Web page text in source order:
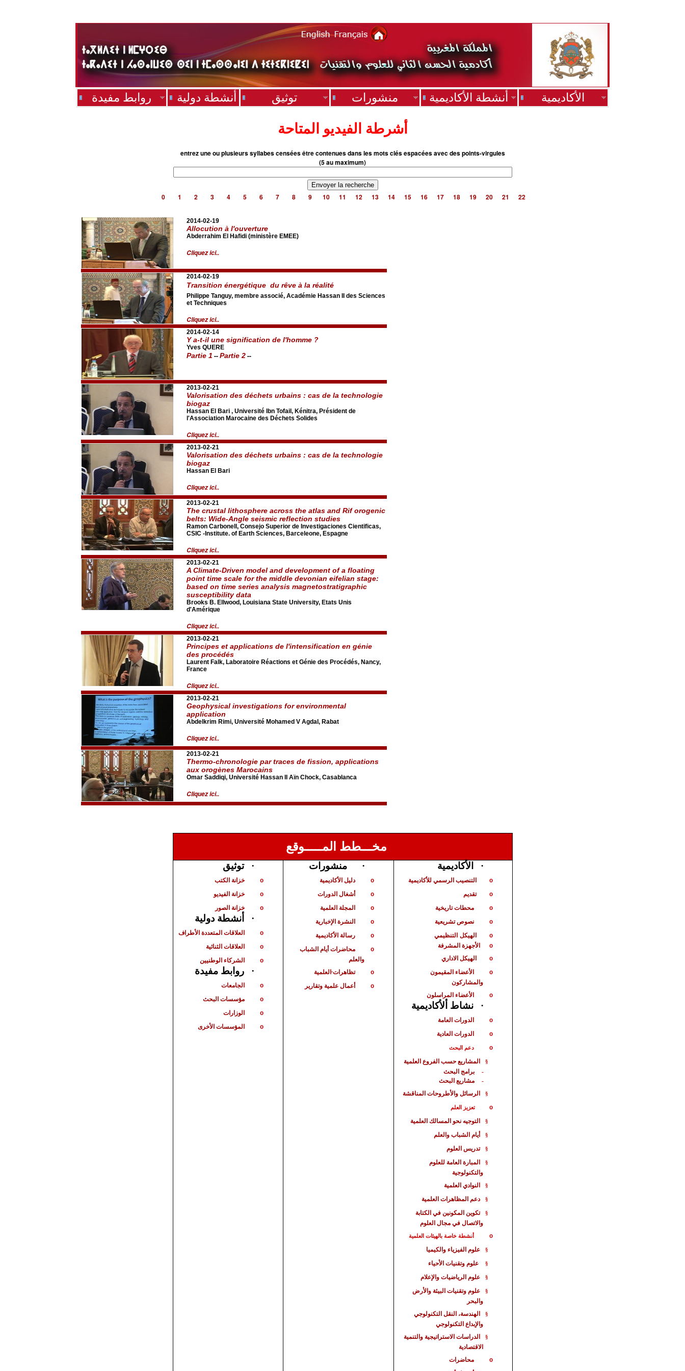
روابط مفيدة أنشطة دولية توثيق منشورات أنشطة الأكاديمية الأكاديمية
أشرطة الفيديو المتاحة
entrez une ou plusieurs syllabes censées être contenues dans les mots clés espacées avec des points-virgules
(5 au maximum)
0 1 2 3 4 5 6 7 8 9 10 11 12 13 14 15 16 17 18 19 20 21 22
2014-02-19
Allocution à l'ouverture
Abderrahim El Hafidi (ministère EMEE)
Cliquez ici..
2014-02-19
Transition énergétique  du rêve à la réalité
Philippe Tanguy, membre associé, Académie Hassan II des Sciences
et Techniques
Cliquez ici..
2014-02-14
Y a-t-il une signification de l'homme ?
Yves QUERE
Partie 1 --Partie 2--
2013-02-21
Valorisation des déchets urbains : cas de la technologie
biogaz
Hassan El Bari , Université Ibn Tofail, Kénitra, Président de
l'Association Marocaine des Déchets Solides
Cliquez ici..
2013-02-21
Valorisation des déchets urbains : cas de la technologie
biogaz
Hassan El Bari
Cliquez ici..
2013-02-21
The crustal lithosphere across the atlas and Rif orogenic
belts: Wide-Angle seismic reflection studies
Ramon Carbonell, Consejo Superior de Investigaciones Cientificas,
CSIC -Institute. of Earth Sciences, Barceleone, Espagne
Cliquez ici..
2013-02-21
A Climate-Driven model and development of a floating
point time scale for the middle devonian eifelian stage:
based on time series analysis magnetostratigraphic
susceptibility data
Brooks B. Ellwood, Louisiana State University, Etats Unis
d'Amérique
Cliquez ici..
2013-02-21
Principes et applications de l'intensification en génie
des procédés
Laurent Falk, Laboratoire Réactions et Génie des Procédés, Nancy,
France
Cliquez ici..
2013-02-21
Geophysical investigations for environmental
application
Abdelkrim Rimi, Université Mohamed V Agdal, Rabat
Cliquez ici..
2013-02-21
Thermo-chronologie par traces de fission, applications
aux orogènes Marocains
Omar Saddiqi, Université Hassan II Aïn Chock, Casablanca
Cliquez ici..
مخـــطط المـــــوقع
· توثيق
o خزانة الكتب
o خزانة الفيديو
o خزانة الصور
· أنشطة دولية
o العلاقات المتعددة الأطراف
o العلاقات الثنائية
o الشركاء الوطنيين
· روابط مفيدة
o الجامعات
o مؤسسات البحث
o الوزارات
o المؤسسات الأخرى
· منشورات
o دليل الأكاديمية
o أشغال الدورات
o المجلة العلمية
o النشرة الإخبارية
o رسالة الأكاديمية
o
محاضرات أيام الشباب
والعلم
o تظاهراتالعلمية
o أعمال علمية وتقارير
· الأكاديمية
o التنصيب الرسمي للأكاديمية
o تقديم
o محطات تاريخية
o نصوص تشريعية
o الهيكل التنظيمي
o الأجهزة المشرفة
o الهيكل الاداري
o
الأعضاء المقيمون
والمشاركون
o الأعضاء المراسلون
· نشاط ألأكاديمية
o الدورات العامة
o الدورات العادية
o دعم البحث
§ المشاريع حسب الفروع العلمية
- برامج البحث
- مشاريعالبحث
§ الرسائل والأطروحات المناقشة
o تعزيز العلم
§ التوجيه نحو المسالك العلمية
§ أيام الشباب والعلم
§ تدريس العلوم
§ المبارةالعامة للعلوم
والتكنولوجية
§ النوادي العلمية
§ دعم المظاهرات العلمية
§
تكوين المكونين في الكتابة
والاتصال في مجال العلوم
o أنشطة خاصة بالهيئات العلمية
§ علوم الفيزياء والكيميا
§ علوم وتقنيات الأحياء
§ علوم الرياضيات والإعلام
§
علوم وتقنيات البيئة والأرض
والبحر
§
الهندسة، النقل التكنولوجي
والإبداع التكنولوجي
§ الدراسات الاستراتيجية والتنمية
الاقتصادية
o محاضرات